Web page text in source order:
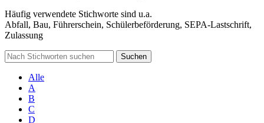
Häufig verwendete Stichworte sind u.a.
Abfall, Bau, Führerschein, Schülerbeförderung, SEPA-Lastschrift,
Zulassung
Suchen
Alle
A
B
C
D